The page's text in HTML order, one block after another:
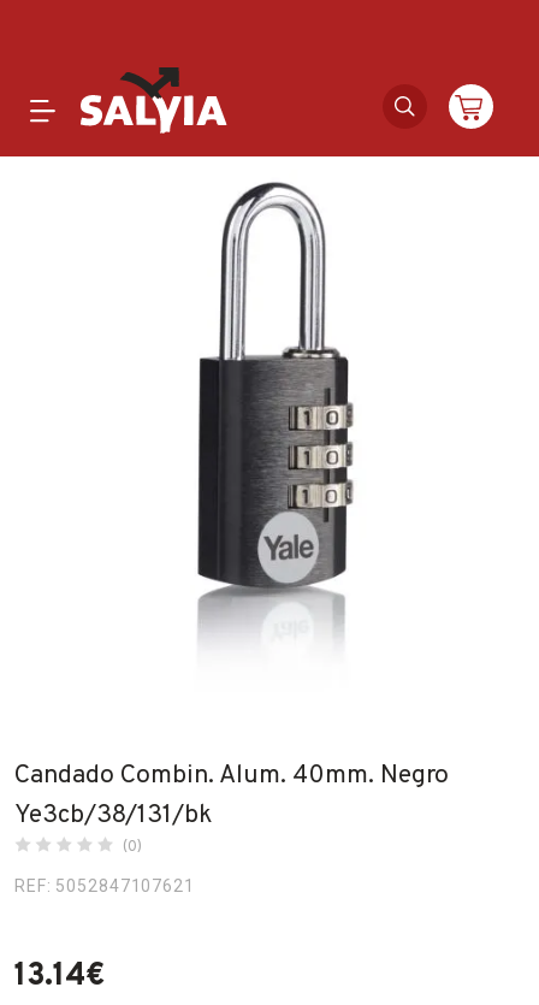
Contacto
Candado Combin. Alum. 40mm. Negro
Ye3cb/38/131/bk
(0)
REF: 5052847107621
13.14€